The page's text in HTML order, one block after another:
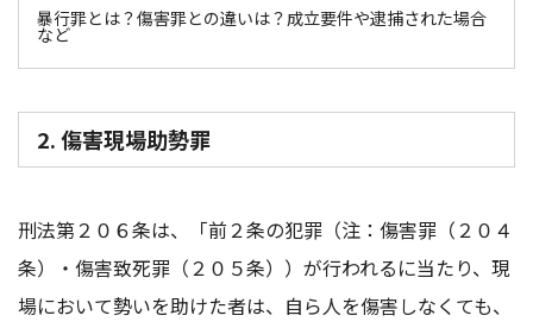
暴行罪とは？傷害罪との違いは？成立要件や逮捕された場合
など
2. 傷害現場助勢罪
刑法第２０６条は、「前２条の犯罪（注：傷害罪（２０４
条）・傷害致死罪（２０５条））が行われるに当たり、現
場において勢いを助けた者は、自ら人を傷害しなくても、